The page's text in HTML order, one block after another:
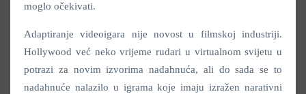
moglo očekivati.
Adaptiranje videoigara nije novost u filmskoj industriji.
Hollywood već neko vrijeme rudari u virtualnom svijetu u
potrazi za novim izvorima nadahnuća, ali do sada se to
nadahnuće nalazilo u igrama koje imaju izražen narativni